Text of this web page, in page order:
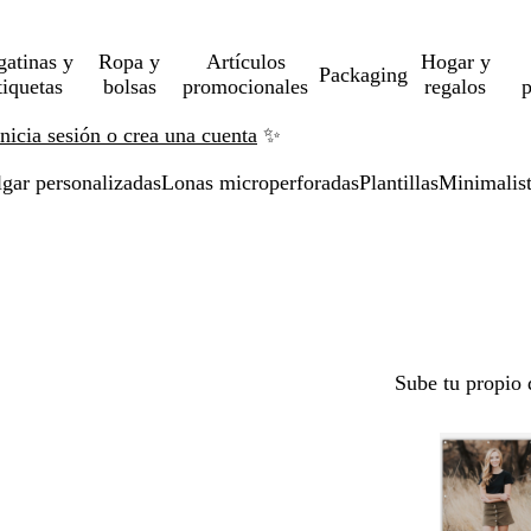
y
Ropa y
bolsas
Artículos
promocionales
Packaging
Hogar y
regalos
sesión o crea una cuenta ✨
personalizadasLonas microperforadasPlantillas
Sube tu propio